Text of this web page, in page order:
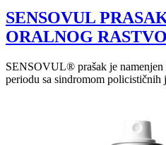
SENSOVUL
ORALNOG
SENSOVUL® prašak je namenjen
periodu sa sindromom policističnih